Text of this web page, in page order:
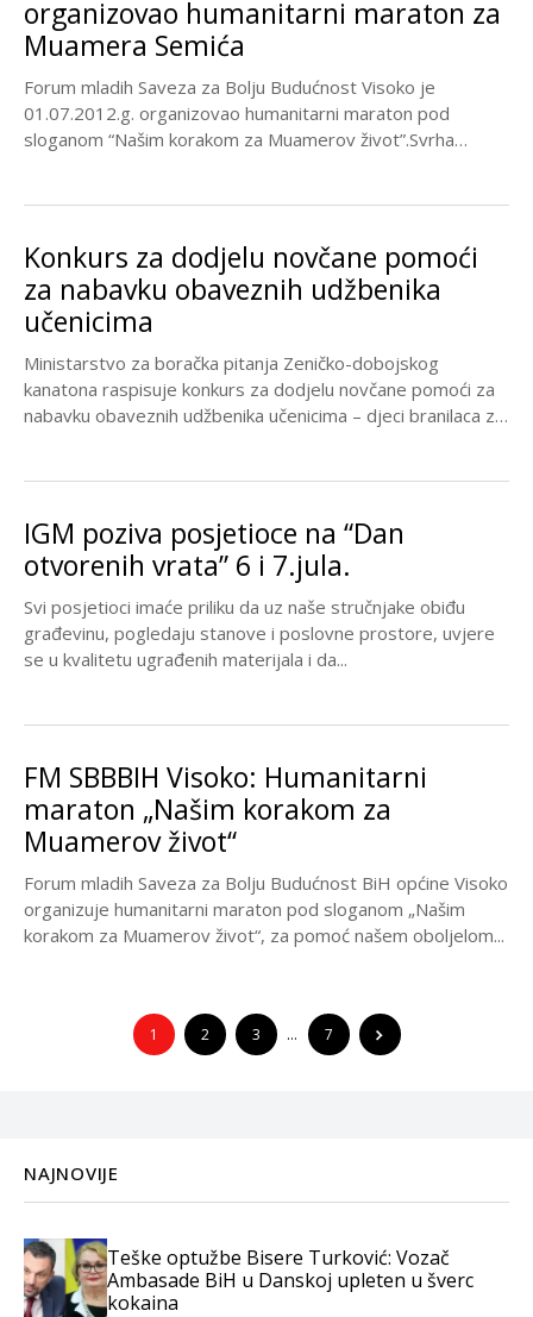
organizovao humanitarni maraton za
Muamera Semića
Forum mladih Saveza za Bolju Budućnost Visoko je
01.07.2012.g. organizovao humanitarni maraton pod
sloganom “Našim korakom za Muamerov život”.Svrha
Konkurs za dodjelu novčane pomoći
za nabavku obaveznih udžbenika
učenicima
Ministarstvo za boračka pitanja Zeničko-dobojskog
kanatona raspisuje konkurs za dodjelu novčane pomoći za
nabavku obaveznih udžbenika učenicima – djeci branilaca za
IGM poziva posjetioce na “Dan
otvorenih vrata” 6 i 7.jula.
Svi posjetioci imaće priliku da uz naše stručnjake obiđu
građevinu, pogledaju stanove i poslovne prostore, uvjere
se u kvalitetu ugrađenih materijala i da...
FM SBBBIH Visoko: Humanitarni
maraton „Našim korakom za
Muamerov život“
Forum mladih Saveza za Bolju Budućnost BiH općine Visoko
organizuje humanitarni maraton pod sloganom „Našim
korakom za Muamerov život“, za pomoć našem oboljelom...
1 2 3 … 7
NAJNOVIJE
Teške optužbe Bisere Turković: Vozač
Ambasade BiH u Danskoj upleten u šverc
kokaina